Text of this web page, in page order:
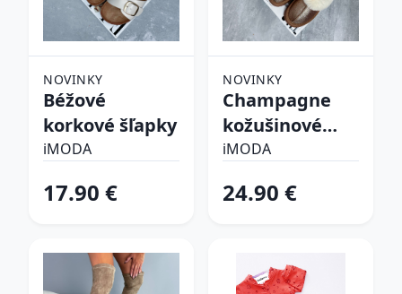
NOVINKY
Béžové
korkové šľapky
iMODA
17.90 €
NOVINKY
Champagne
kožušinové
šľapky
iMODA
24.90 €